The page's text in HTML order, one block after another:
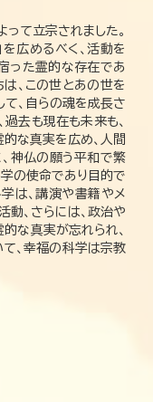
て立宗されました。
広めるべく、活動を
った霊的な存在であ
は、この世とあの世を
、自らの魂を成長さ
去も現在も未来も、
的な真実を広め、人間
神仏の願う平和で繁
の使命であり目的で
は、講演や書籍やメ
、さらには、政治や
な真実が忘れられ、
、幸福の科学は宗教